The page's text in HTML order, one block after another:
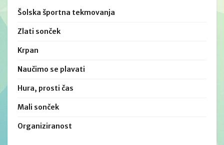
Šolska športna tekmovanja
Zlati sonček
Krpan
Naučimo se plavati
Hura, prosti čas
Mali sonček
Organiziranost